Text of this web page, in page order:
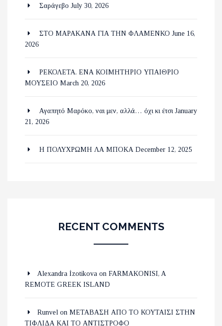
Σαράγεβο July 30, 2026
ΣΤΟ ΜΑΡΑΚΑΝΑ ΓΙΑ ΤΗΝ ΦΛΑΜΕΝΚΟ June 16,
2026
ΡΕΚΟΛΕΤΑ. ΕΝΑ ΚΟΙΜΗΤΗΡΙΟ ΥΠΑΙΘΡΙΟ
ΜΟΥΣΕΙΟ March 20, 2026
Αγαπητό Μαρόκο, ναι μεν, αλλά… όχι κι έτσι January
21, 2026
Η ΠΟΛΥΧΡΩΜΗ ΛΑ ΜΠΟΚΑ December 12, 2025
RECENT COMMENTS
Alexandra İzotikova on FARMAKONISI, A
REMOTE GREEK ISLAND
Runvel on ΜΕΤΑΒΑΣΗ ΑΠΟ ΤΟ ΚΟΥΤΑΙΣΙ ΣΤΗΝ
ΤΙΦΛΙΔΑ ΚΑΙ ΤΟ ΑΝΤΙΣΤΡΟΦΟ